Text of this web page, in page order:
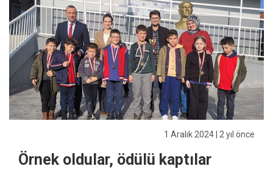
1 Aralık 2024 | 2 yıl önce
Örnek oldular, ödülü kaptılar